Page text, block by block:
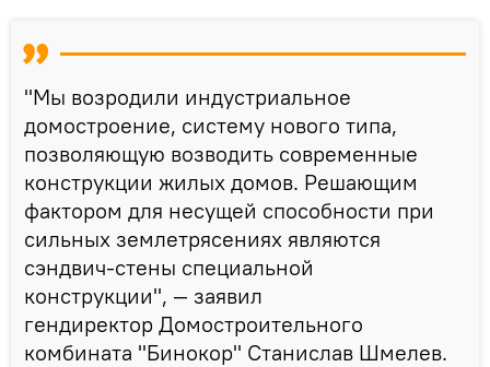
"Мы возродили индустриальное
домостроение, систему нового типа,
позволяющую возводить современные
конструкции жилых домов. Решающим
фактором для несущей способности при
сильных землетрясениях являются
сэндвич-стены специальной
конструкции", — заявил
гендиректор Домостроительного
комбината "Бинокор" Станислав Шмелев.